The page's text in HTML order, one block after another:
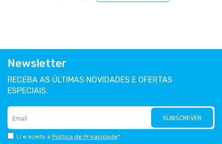
Newsletter
RECEBA AS ÚLTIMAS NOVIDADES E OFERTAS
ESPECIAIS.
SUBSCREVER
Li e aceito a Política de Privacidade*